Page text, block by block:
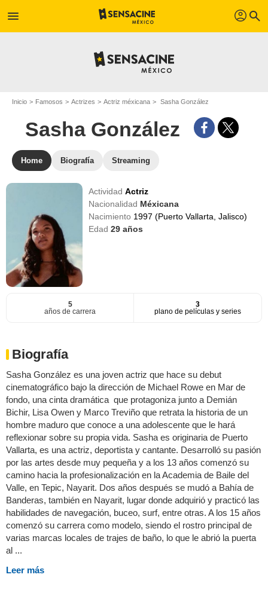
menu profil search
Inicio Famosos Actrizes Actriz méxicana Sasha González
Sasha González
Home Biografía Streaming
ActividadActriz
Nacionalidad Méxicana
Nacimiento 1997 (Puerto Vallarta, Jalisco)
Edad29 años
5
años de carrera
3
plano de películas y series
Biografía
Sasha González es una joven actriz que hace su debut
cinematográfico bajo la dirección de Michael Rowe en Mar de
fondo, una cinta dramática que protagoniza junto a Demián
Bichir, Lisa Owen y Marco Treviño que retrata la historia de un
hombre maduro que conoce a una adolescente que le hará
reflexionar sobre su propia vida. Sasha es originaria de Puerto
Vallarta, es una actriz, deportista y cantante. Desarrolló su pasión
por las artes desde muy pequeña y a los 13 años comenzó su
camino hacia la profesionalización en la Academia de Baile del
Valle, en Tepic, Nayarit. Dos años después se mudó a Bahía de
Banderas, también en Nayarit, lugar donde adquirió y practicó las
habilidades de navegación, buceo, surf, entre otras. A los 15 años
comenzó su carrera como modelo, siendo el rostro principal de
varias marcas locales de trajes de baño, lo que le abrió la puerta
al ...
Leer más